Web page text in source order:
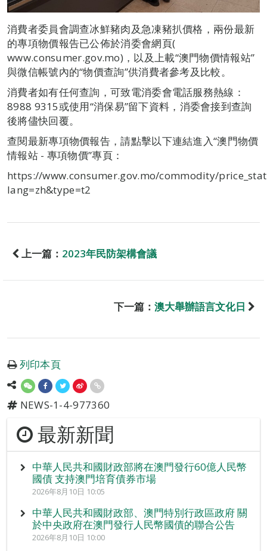
消費者委員會調查冰鮮豬肉及急凍豬扒價格，兩份最新
的專項物價報告已公佈於消委會網頁(
www.consumer.gov.mo)，以及上載“澳門物價情報站”
與微信帳號內的“物價查詢”供消費者參考及比較。
消費者如有任何查詢，可致電消委會電話服務熱線：
8988 9315或使用“消保易”留下資料，消委會接到查詢
後將儘快回覆。
查閱最新專項物價報告，請點擊以下連結進入“澳門物價
情報站 - 專項物價”專頁：
https://www.consumer.gov.mo/commodity/
lang=zh&type=t2
上一篇： 2023年民防架構會議
下一篇： 澳大舉辦語言文化日
列印本頁
NEWS-1-4-977360
最新新聞
中華人民共和國財政部將在澳門發行60億人民幣
國債 支持澳門培育債券市場
2026年8月10日 10:05
中華人民共和國財政部、澳門特別行政區政府 關
於中央政府在澳門發行人民幣國債的聯合公告
2026年8月10日 10:00